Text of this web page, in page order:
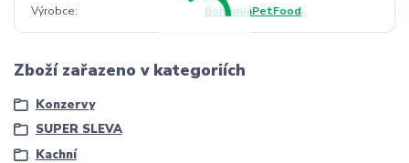
Výrobce BohemiaPetFood
Zboží zařazeno v kategoriích
Konzervy
SUPER SLEVA
Kachní